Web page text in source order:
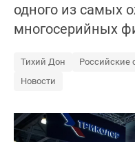
одного из самых
многосерийных
Тихий Дон Российские
Новости